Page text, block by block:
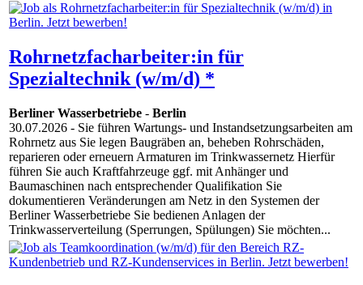
Rohrnetzfacharbeiter:in für
Spezialtechnik (w/m/d) *
Berliner Wasserbetriebe - Berlin
30.07.2026 - Sie führen Wartungs- und Instandsetzungsarbeiten am
Rohrnetz aus Sie legen Baugräben an, beheben Rohrschäden,
reparieren oder erneuern Armaturen im Trinkwassernetz Hierfür
führen Sie auch Kraftfahrzeuge ggf. mit Anhänger und
Baumaschinen nach entsprechender Qualifikation Sie
dokumentieren Veränderungen am Netz in den Systemen der
Berliner Wasserbetriebe Sie bedienen Anlagen der
Trinkwasserverteilung (Sperrungen, Spülungen) Sie möchten...